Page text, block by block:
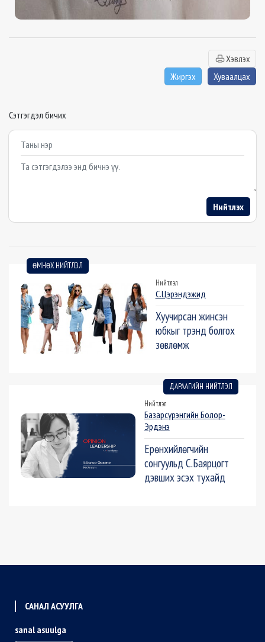
Хэвлэх
Жиргэх
Хуваалцах
Сэтгэгдэл бичих
Example textarea
Нийтлэх
ӨМНӨХ НИЙТЛЭЛ
Нийтлэл
С.Цэрэндэжид
Хуучирсан жинсэн
юбкыг трэнд болгох
зөвлөмж
ДАРААГИЙН НИЙТЛЭЛ
Нийтлэл
Базарсүрэнгийн Болор-
Эрдэнэ
Ерөнхийлөгчийн
сонгуульд С.Баярцогт
дэвших эсэх тухайд
САНАЛ АСУУЛГА
sanal asuulga